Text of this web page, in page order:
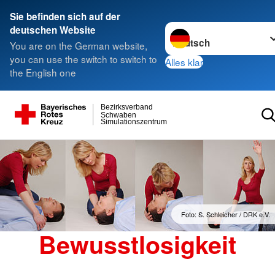
Sie befinden sich auf der
deutschen Website
You are on the German website,
you can use the switch to switch to
the English one
Sprache wechseln zu
Alles klar
Simulationszentrum
Schwaben
Bezirksverband
Foto: S. Schleicher / DRK e.V.
Bewusstlosigkeit